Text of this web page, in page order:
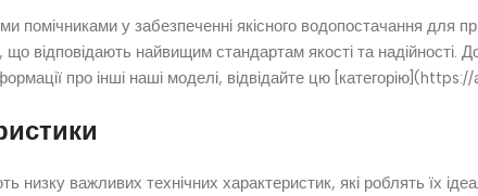
помічниками у забезпеченні якісного водопостачання для
, що відповідають найвищим стандартам якості та надійності.
про інші наші моделі, відвідайте цю
низку важливих технічних характеристик, які роблять їх